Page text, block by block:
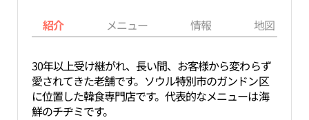
紹介 メニュー 情報 地図
30年以上受け継がれ、長い間、お客様から変わらず
愛されてきた老舗です。ソウル特別市のガンドン区
に位置した韓食専門店です。代表的なメニューは海
鮮のチヂミです。